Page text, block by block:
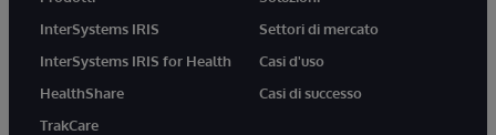
InterSystems IRIS
InterSystems IRIS for Health
HealthShare
TrakCare
Settori di mercato
Casi d'uso
Casi di successo